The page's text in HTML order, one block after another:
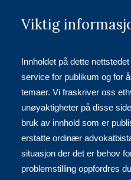
Viktig
Innholdet på dette
service for publikum og for
temaer. Vi fraskriver oss
unøyaktigheter på disse
bruk av innhold som er
erstatte ordinær
situasjon der det er behov
problemstilling oppfordres